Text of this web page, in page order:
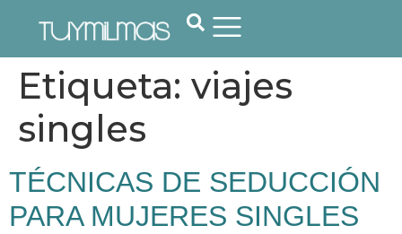
Etiqueta: viajes
singles
TÉCNICAS DE SEDUCCIÓN
PARA MUJERES SINGLES